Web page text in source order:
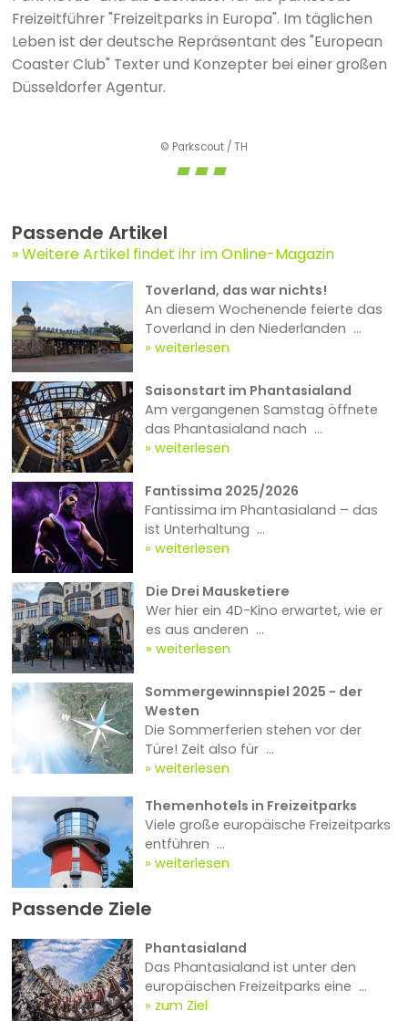
Freizeitführer "Freizeitparks in Europa". Im täglichen
Leben ist der deutsche Repräsentant des "European
Coaster Club" Texter und Konzepter bei einer großen
Düsseldorfer Agentur.
© Parkscout / TH
Passende Artikel
Weitere Artikel findet ihr im Online-Magazin
Toverland, das war nichts!
An diesem Wochenende feierte das
Toverland in den Niederlanden ...
weiterlesen
Saisonstart im Phantasialand
Am vergangenen Samstag öffnete
das Phantasialand nach ...
weiterlesen
Fantissima 2025/2026
Fantissima im Phantasialand – das
ist Unterhaltung ...
weiterlesen
Die Drei Mausketiere
Wer hier ein 4D-Kino erwartet, wie er
es aus anderen ...
weiterlesen
Sommergewinnspiel 2025 - der
Westen
Die Sommerferien stehen vor der
Türe! Zeit also für ...
weiterlesen
Themenhotels in Freizeitparks
Viele große europäische Freizeitparks
entführen ...
weiterlesen
Passende Ziele
Phantasialand
Das Phantasialand ist unter den
europäischen Freizeitparks eine ...
zum Ziel